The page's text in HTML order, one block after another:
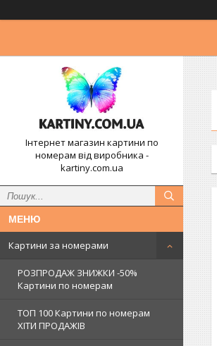
Інтернет магазин картини по
номерам від виробника -
kartiny.com.ua
Картини за номерами
РОЗПРОДАЖ ЗНИЖКИ -50%
Картини по номерам
ТОП 100 Картини по номерам
ХІТИ ПРОДАЖІВ